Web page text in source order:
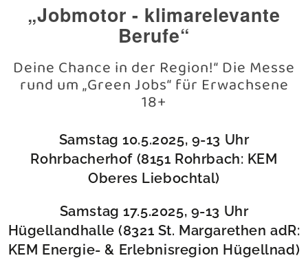
„Jobmotor - klimarelevante
Berufe“
Deine Chance in der Region!“ Die Messe
rund um „Green Jobs“ für Erwachsene
18+
Samstag 10.5.2025, 9-13 Uhr
Rohrbacherhof (8151 Rohrbach: KEM
Oberes Liebochtal)
Samstag 17.5.2025, 9-13 Uhr
Hügellandhalle (8321 St. Margarethen adR:
KEM Energie- & Erlebnisregion Hügellnad)